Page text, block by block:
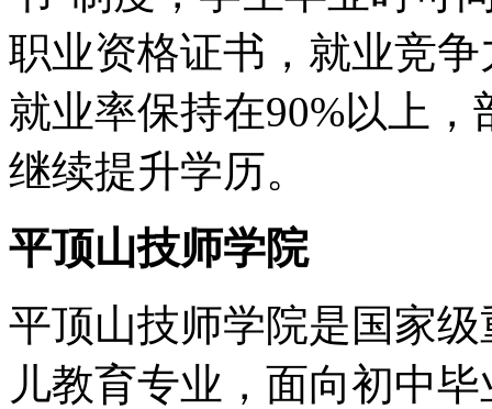
职业资格证书，就业竞
就业率保持在90%以上
继续提升学历。
平顶山技师学院
平顶山技师学院是国家
儿教育专业，面向初中